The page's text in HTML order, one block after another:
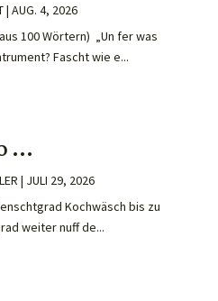
| AUG. 4, 2026
100 Wörtern) „Un fer was
Fascht wie e...
…
| JULI 29, 2026
Kochwäsch bis zu
weiter nuff de...